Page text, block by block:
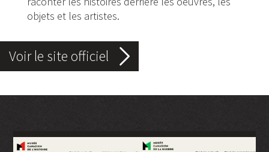
objets et les artistes.
Voir le site officiel